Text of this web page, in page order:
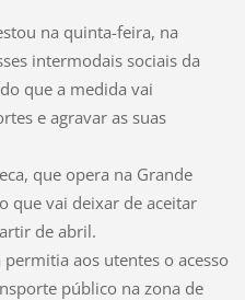
na quinta-feira, na
intermodais sociais da
que a medida vai
e agravar as suas
que opera na Grande
que vai deixar de aceitar
de abril.
aos utentes o acesso
público na zona de